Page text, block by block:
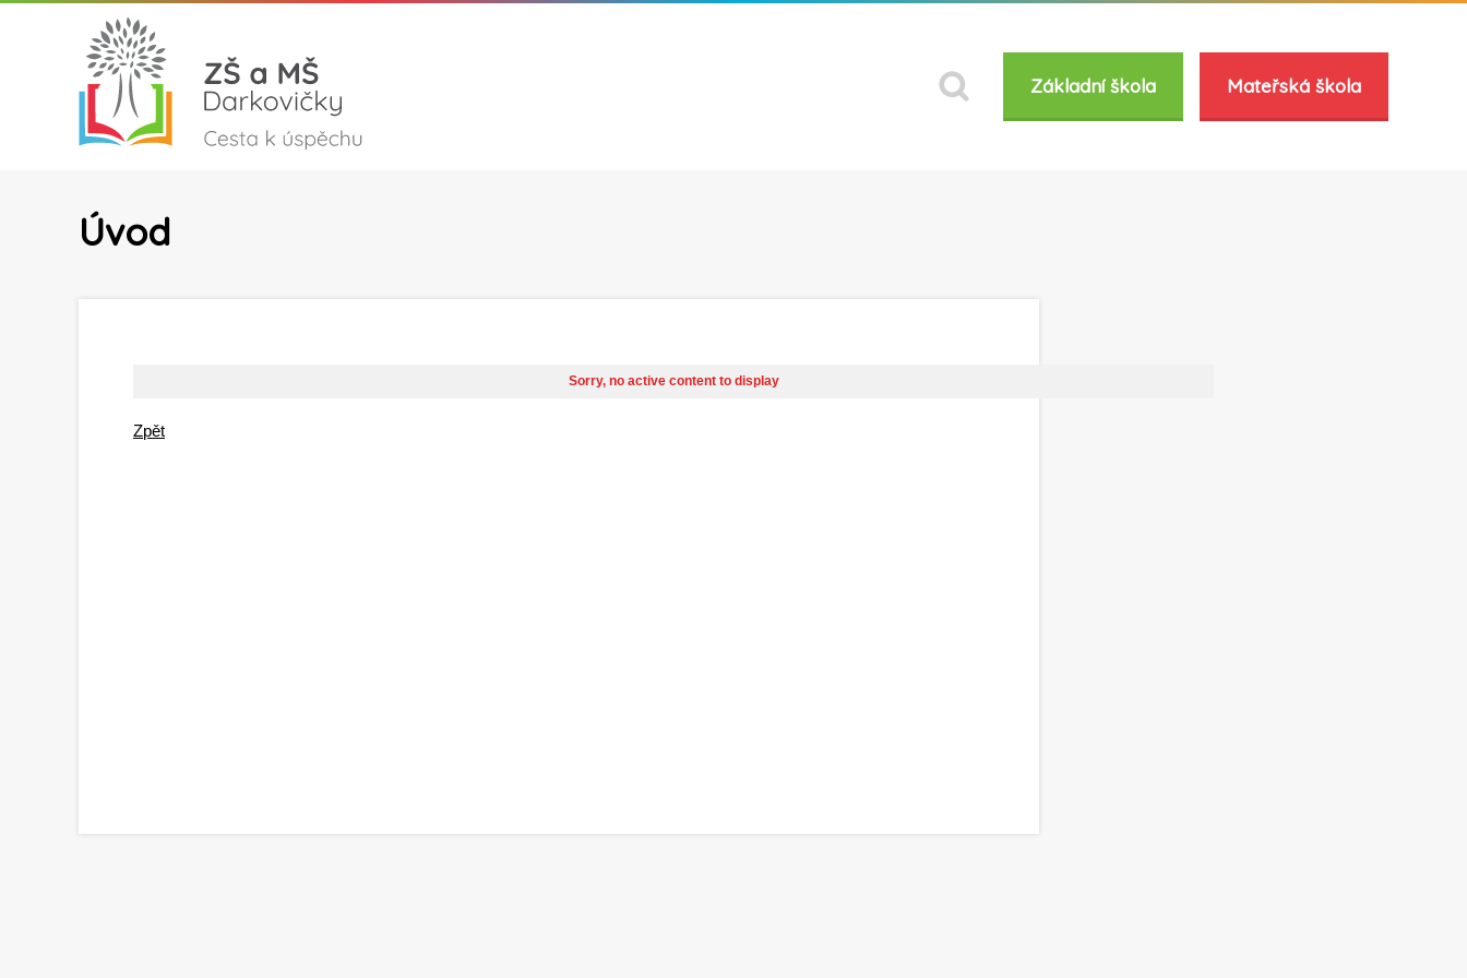
Základní škola Mateřská škola
Úvod
Sorry, no active content to display
Zpět